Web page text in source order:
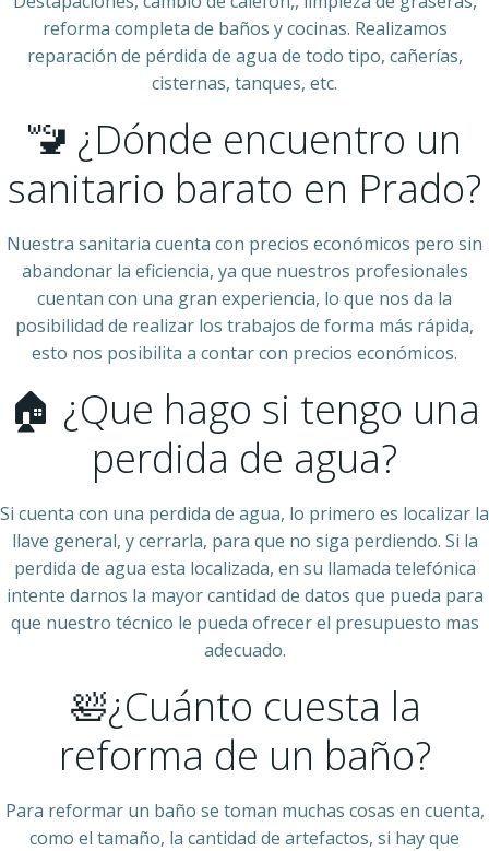
reforma completa de baños y cocinas. Realizamos
reparación de pérdida de agua de todo tipo, cañerías,
cisternas, tanques, etc.
🚾 ¿Dónde encuentro un
sanitario barato en Prado?
Nuestra sanitaria cuenta con precios económicos pero sin
abandonar la eficiencia, ya que nuestros profesionales
cuentan con una gran experiencia, lo que nos da la
posibilidad de realizar los trabajos de forma más rápida,
esto nos posibilita a contar con precios económicos.
🏠 ¿Que hago si tengo una
perdida de agua?
Si cuenta con una perdida de agua, lo primero es localizar la
llave general, y cerrarla, para que no siga perdiendo. Si la
perdida de agua esta localizada, en su llamada telefónica
intente darnos la mayor cantidad de datos que pueda para
que nuestro técnico le pueda ofrecer el presupuesto mas
adecuado.
🛀¿Cuánto cuesta la
reforma de un baño?
Para reformar un baño se toman muchas cosas en cuenta,
como el tamaño, la cantidad de artefactos, si hay que